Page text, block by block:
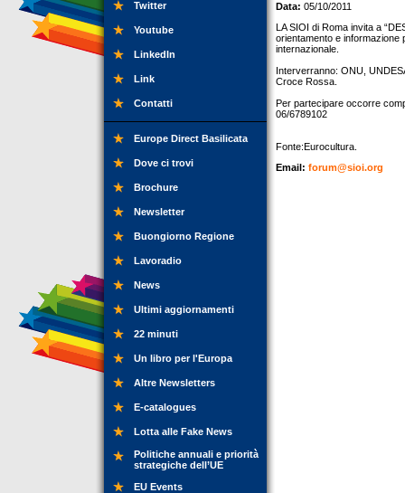
Twitter
Youtube
LinkedIn
Link
Contatti
Europe Direct Basilicata
Dove ci trovi
Brochure
Newsletter
Buongiorno Regione
Lavoradio
News
Ultimi aggiornamenti
22 minuti
Un libro per l'Europa
Altre Newsletters
E-catalogues
Lotta alle Fake News
Politiche annuali e priorità
strategiche dell’UE
EU Events
Data: 05/10/2011
LA SIOI di Roma invita a
orientamento e informazione
internazionale.
Interverranno: ONU,
Croce Rossa.
Per partecipare occorre
06/6789102
Fonte:Eurocultura.
Email: forum@sioi.org